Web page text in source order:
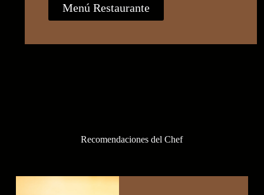
Menú Restaurante
Recomendaciones del Chef